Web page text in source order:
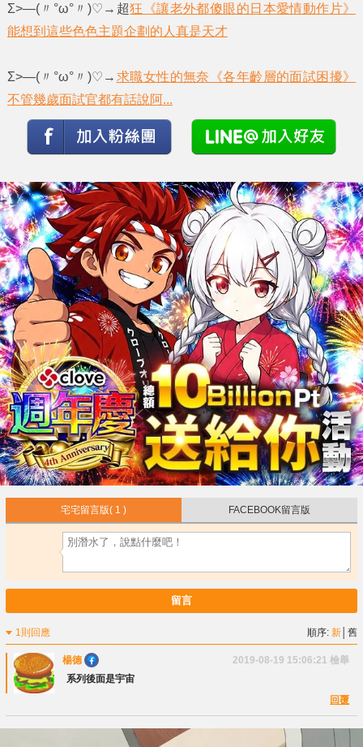
Σ>―(〃°ω°〃)♡→超狂《讓老外都傻眼的日本愛情動作片》
能想到這些色色主題企劃的人真是天才
Σ>―(〃°ω°〃)♡→ 求職女性的無奈《各年齡層的面試困擾》
不管幾歲面試官都有話說阿...
宅宅留言版( 1 ) FACEBOOK留言版
留言
1則回應 順序:新 │舊
楊德 2019-08-19 15:06:21 檢舉
系列後面是宇宙
回覆